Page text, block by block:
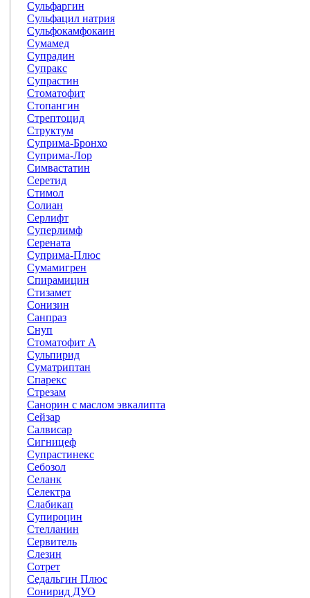
Сульфаргин
Сульфацил натрия
Сульфокамфокаин
Сумамед
Супрадин
Супракс
Супрастин
Стоматофит
Стопангин
Стрептоцид
Структум
Суприма-Бронхо
Суприма-Лор
Симвастатин
Серетид
Стимол
Солиан
Серлифт
Суперлимф
Серената
Суприма-Плюс
Сумамигрен
Спирамицин
Стизамет
Сонизин
Санпраз
Снуп
Стоматофит А
Сульпирид
Суматриптан
Спарекс
Стрезам
Санорин с маслом эвкалипта
Сейзар
Салвисар
Сигницеф
Супрастинекс
Себозол
Селанк
Селектра
Слабикап
Супироцин
Стелланин
Сервитель
Слезин
Сотрет
Седальгин Плюс
Сонирид ДУО